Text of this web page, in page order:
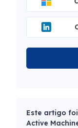
Este artigo
Active